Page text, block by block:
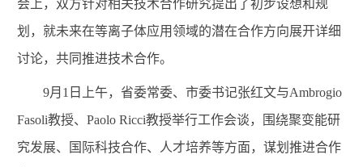
会上，双方针对相关技术合作研究提出了初步设想和规
划，就未来在等离子体应用领域的潜在合作方向展开详细
讨论，共同推进技术合作。
9月 1 日上午，省委常委、市委书记张红文与Ambrogio
Fasoli教授、 Paolo Ricci教授举行工作会谈，围绕聚变能研
究发展、国际科技合作、人才培养等方面，谋划推进合作